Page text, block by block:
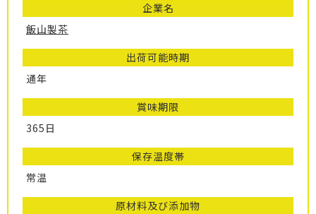
企業名
飯山製茶
出荷可能時期
通年
賞味期限
365日
保存温度帯
常温
原材料及び添加物